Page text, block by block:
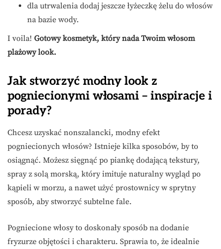
dla utrwalenia dodaj jeszcze łyżeczkę żelu do włosów
na bazie wody.
I voila! Gotowy kosmetyk, który nada Twoim włosom
plażowy look.
Jak stworzyć modny look z
pogniecionymi włosami – inspiracje i
porady?
Chcesz uzyskać nonszalancki, modny efekt
pogniecionych włosów? Istnieje kilka sposobów, by to
osiągnąć. Możesz sięgnąć po piankę dodającą tekstury,
spray z solą morską, który imituje naturalny wygląd po
kąpieli w morzu, a nawet użyć prostownicy w sprytny
sposób, aby stworzyć subtelne fale.
Pogniecione włosy to doskonały sposób na dodanie
fryzurze objętości i charakteru. Sprawia to, że idealnie